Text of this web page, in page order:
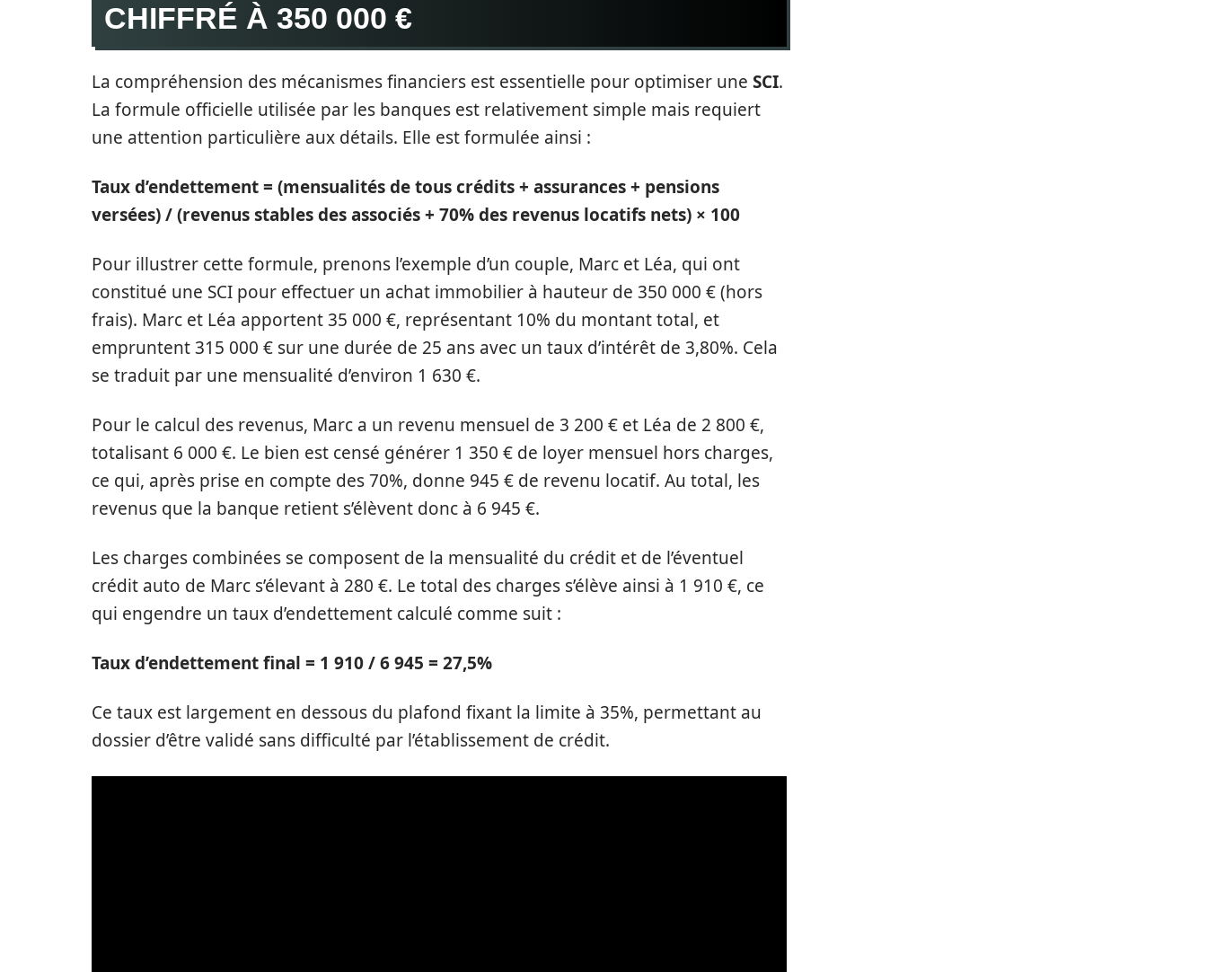
CHIFFRÉ À 350 000 €
La compréhension des mécanismes financiers est essentielle pour optimiser une SCI.
La formule officielle utilisée par les banques est relativement simple mais requiert
une attention particulière aux détails. Elle est formulée ainsi :
Taux d’endettement = (mensualités de tous crédits + assurances + pensions
versées) / (revenus stables des associés + 70% des revenus locatifs nets) × 100
Pour illustrer cette formule, prenons l’exemple d’un couple, Marc et Léa, qui ont
constitué une SCI pour effectuer un achat immobilier à hauteur de 350 000 € (hors
frais). Marc et Léa apportent 35 000 €, représentant 10% du montant total, et
empruntent 315 000 € sur une durée de 25 ans avec un taux d’intérêt de 3,80%. Cela
se traduit par une mensualité d’environ 1 630 €.
Pour le calcul des revenus, Marc a un revenu mensuel de 3 200 € et Léa de 2 800 €,
totalisant 6 000 €. Le bien est censé générer 1 350 € de loyer mensuel hors charges,
ce qui, après prise en compte des 70%, donne 945 € de revenu locatif. Au total, les
revenus que la banque retient s’élèvent donc à 6 945 €.
Les charges combinées se composent de la mensualité du crédit et de l’éventuel
crédit auto de Marc s’élevant à 280 €. Le total des charges s’élève ainsi à 1 910 €, ce
qui engendre un taux d’endettement calculé comme suit :
Taux d’endettement final = 1 910 / 6 945 = 27,5%
Ce taux est largement en dessous du plafond fixant la limite à 35%, permettant au
dossier d’être validé sans difficulté par l’établissement de crédit.